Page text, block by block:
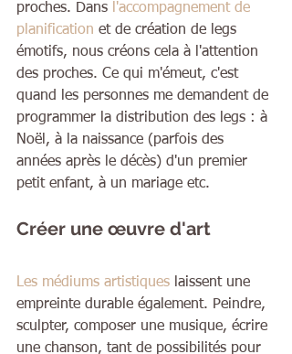
proches. Dans l'accompagnement de
planification et de création de legs
émotifs, nous créons cela à l'attention
des proches. Ce qui m'émeut, c'est
quand les personnes me demandent de
programmer la distribution des legs : à
Noël, à la naissance (parfois des
années après le décès) d'un premier
petit enfant, à un mariage etc.
Créer une œuvre d'art
Les médiums artistiques laissent une
empreinte durable également. Peindre,
sculpter, composer une musique, écrire
une chanson, tant de possibilités pour